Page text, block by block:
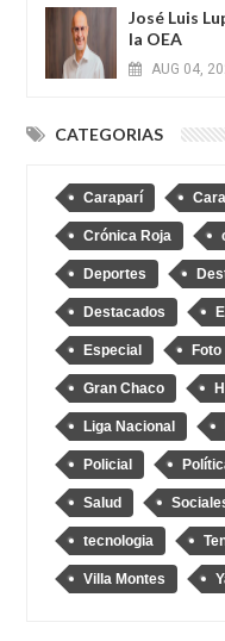
José Luis
la OEA
AUG 04,
CATEGORIAS
Caraparí
Crónica Roja
Deportes
Destacados
Especial
Gran Chaco
Liga Nacional
Policial
Salud
tecnologia
Villa Montes